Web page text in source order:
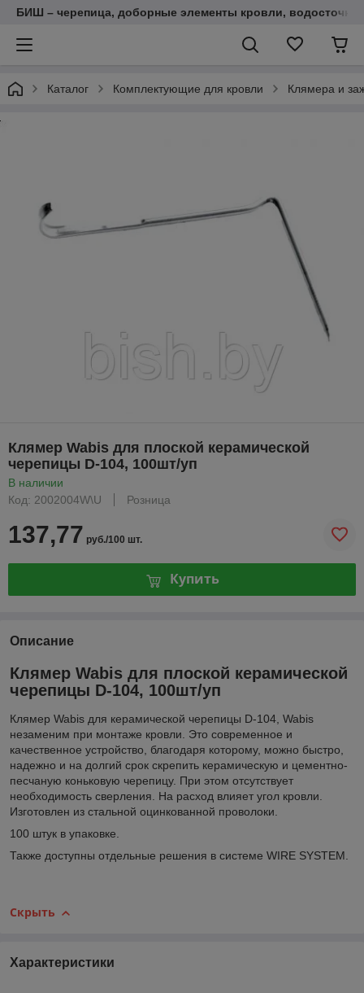
БИШ – черепица, доборные элементы кровли,
Каталог Комплектующие для кровли Клямера и
Клямер Wabis для плоской керамической
черепицы D-104, 100шт/уп
В наличии
Код: 2002004W\U
Розница
137,77 руб./100 шт.
Купить
Описание
Клямер Wabis для плоской керамической
черепицы D-104, 100шт/уп
Клямер Wabis для керамической черепицы D-104, Wabis
незаменим при монтаже кровли. Это современное и
качественное устройство, благодаря которому, можно быстро,
надежно и на долгий срок скрепить керамическую и цементно-
песчаную коньковую черепицу. При этом отсутствует
необходимость сверления. На расход влияет угол кровли.
Изготовлен из стальной оцинкованной проволоки.
100 штук в упаковке.
Также доступны отдельные решения в системе WIRE SYSTEM.
Скрыть
Характеристики